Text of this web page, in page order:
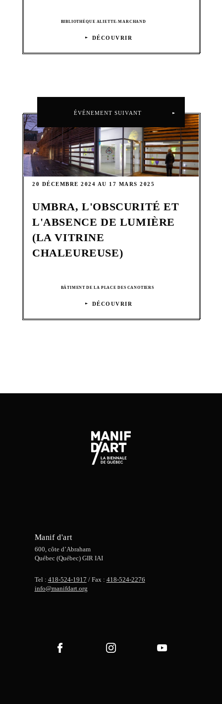
BIBLIOTHÈQUE ALIETTE-MARCHAND
DÉCOUVRIR
ÉVÉNEMENT SUIVANT
20 DÉCEMBRE 2024 AU 17 MARS 2025
UMBRA, L'OBSCURITÉ ET
L'ABSENCE DE LUMIÈRE
(LA VITRINE
CHALEUREUSE)
BÂTIMENT DE LA PLACE DES CANOTIERS
DÉCOUVRIR
Manif d'art
600, côte d’Abraham
Québec (Québec) GIR IAI
Tel : 418-524-1917 / Fax : 418-524-2276
info@manifdart.org